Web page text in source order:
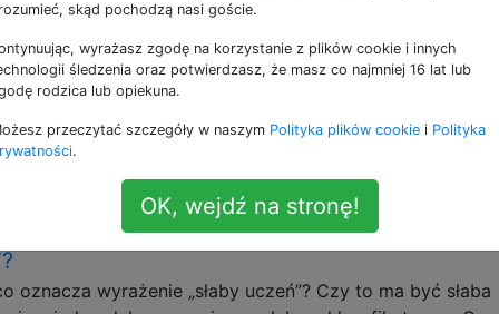
maszynowe?
na blogu od Brendana O'Connora zatytułowany
niektóre różnice między tymi dwoma polami.
na to : Simon Blomberg: Z pakietu fortuny R.:
maszynowe to statystyka pomniejszona o sprawdzenie
wyrażenie „słaby uczeń”? Czy to ma być słaba
skąd pochodzą nasi goście.
wyrażasz zgodę na korzystanie z plików cookie i innych
śledzenia oraz potwierdzasz, że masz co najmniej 16 lat lub
rodzica lub opiekuna.
przeczytać szczegóły w naszym Polityka plików cookie i Polityka
.
OK, wejdź na stronę!